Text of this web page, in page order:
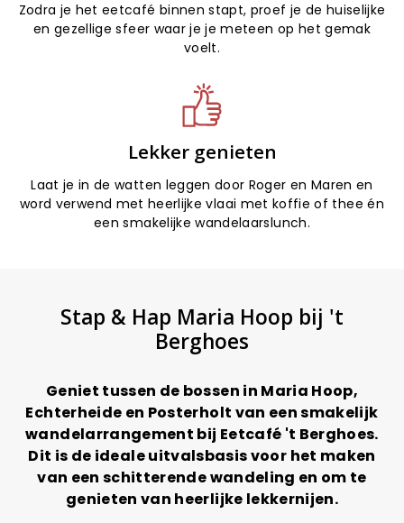
Zodra je het eetcafé binnen stapt, proef je de huiselijke
en gezellige sfeer waar je je meteen op het gemak
voelt.
Lekker genieten
Laat je in de watten leggen door Roger en Maren en
word verwend met heerlijke vlaai met koffie of thee én
een smakelijke wandelaarslunch.
Stap & Hap Maria Hoop bij 't
Berghoes
Geniet tussen de bossen in Maria Hoop,
Echterheide en Posterholt van een smakelijk
wandelarrangement bij Eetcafé 't Berghoes.
Dit is de ideale uitvalsbasis voor het maken
van een schitterende wandeling en om te
genieten van heerlijke lekkernijen.